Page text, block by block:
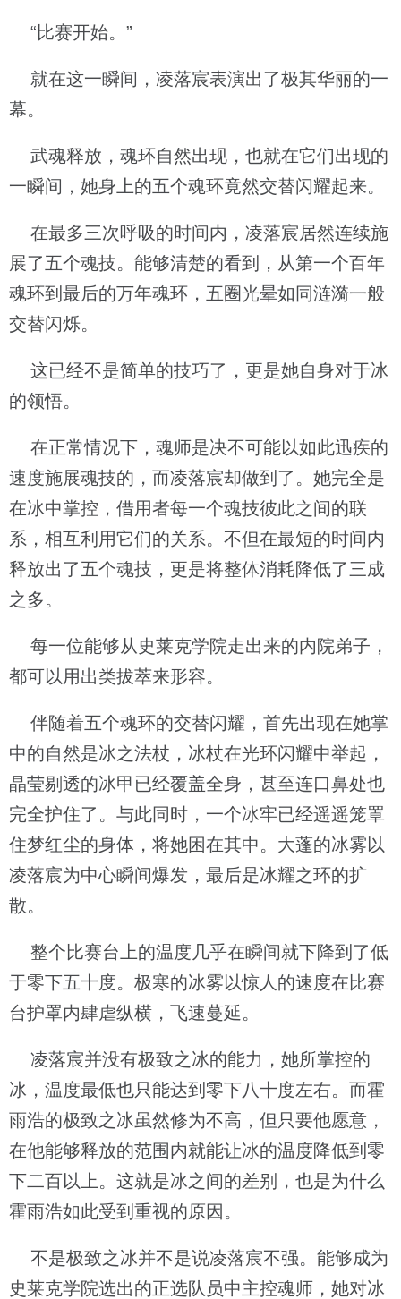
“比赛开始。”
就在这一瞬间，凌落宸表演出了极其华丽的一
幕。
武魂释放，魂环自然出现，也就在它们出现的
一瞬间，她身上的五个魂环竟然交替闪耀起来。
在最多三次呼吸的时间内，凌落宸居然连续施
展了五个魂技。能够清楚的看到，从第一个百年
魂环到最后的万年魂环，五圈光晕如同涟漪一般
交替闪烁。
这已经不是简单的技巧了，更是她自身对于冰
的领悟。
在正常情况下，魂师是决不可能以如此迅疾的
速度施展魂技的，而凌落宸却做到了。她完全是
在冰中掌控，借用者每一个魂技彼此之间的联
系，相互利用它们的关系。不但在最短的时间内
释放出了五个魂技，更是将整体消耗降低了三成
之多。
每一位能够从史莱克学院走出来的内院弟子，
都可以用出类拔萃来形容。
伴随着五个魂环的交替闪耀，首先出现在她掌
中的自然是冰之法杖，冰杖在光环闪耀中举起，
晶莹剔透的冰甲已经覆盖全身，甚至连口鼻处也
完全护住了。与此同时，一个冰牢已经遥遥笼罩
住梦红尘的身体，将她困在其中。大蓬的冰雾以
凌落宸为中心瞬间爆发，最后是冰耀之环的扩
散。
整个比赛台上的温度几乎在瞬间就下降到了低
于零下五十度。极寒的冰雾以惊人的速度在比赛
台护罩内肆虐纵横，飞速蔓延。
凌落宸并没有极致之冰的能力，她所掌控的
冰，温度最低也只能达到零下八十度左右。而霍
雨浩的极致之冰虽然修为不高，但只要他愿意，
在他能够释放的范围内就能让冰的温度降低到零
下二百以上。这就是冰之间的差别，也是为什么
霍雨浩如此受到重视的原因。
不是极致之冰并不是说凌落宸不强。能够成为
史莱克学院选出的正选队员中主控魂师，她对冰